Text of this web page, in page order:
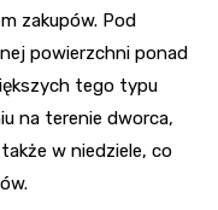
zakupów. Pod
powierzchni ponad
tego typu
na terenie dworca,
w niedziele, co